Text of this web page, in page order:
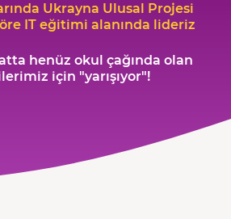
Ukrayna Ulusal Projesi
IT eğitimi alanında lideriz
henüz okul çağında olan
için "yarışıyor"!